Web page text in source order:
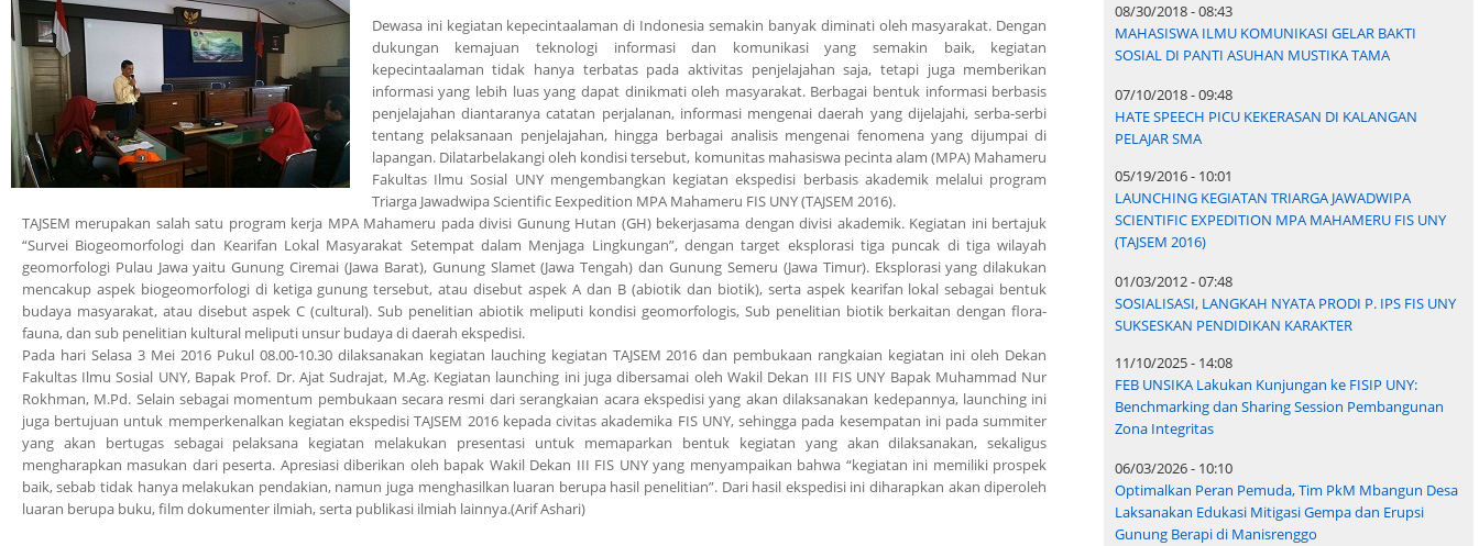
Dewasa ini kegiatan kepecintaalaman di Indonesia semakin banyak diminati oleh masyarakat. Dengan
dukungan kemajuan teknologi informasi dan komunikasi yang semakin baik, kegiatan
kepecintaalaman tidak hanya terbatas pada aktivitas penjelajahan saja, tetapi juga memberikan
informasi yang lebih luas yang dapat dinikmati oleh masyarakat. Berbagai bentuk informasi berbasis
penjelajahan diantaranya catatan perjalanan, informasi mengenai daerah yang dijelajahi, serba-serbi
tentang pelaksanaan penjelajahan, hingga berbagai analisis mengenai fenomena yang dijumpai di
lapangan. Dilatarbelakangi oleh kondisi tersebut, komunitas mahasiswa pecinta alam (MPA) Mahameru
Fakultas Ilmu Sosial UNY mengembangkan kegiatan ekspedisi berbasis akademik melalui program
Triarga Jawadwipa Scientific Eexpedition MPA Mahameru FIS UNY (TAJSEM 2016).
TAJSEM merupakan salah satu program kerja MPA Mahameru pada divisi Gunung Hutan (GH) bekerjasama dengan divisi akademik. Kegiatan ini bertajuk
“Survei Biogeomorfologi dan Kearifan Lokal Masyarakat Setempat dalam Menjaga Lingkungan”, dengan target eksplorasi tiga puncak di tiga wilayah
geomorfologi Pulau Jawa yaitu Gunung Ciremai (Jawa Barat), Gunung Slamet (Jawa Tengah) dan Gunung Semeru (Jawa Timur). Eksplorasi yang dilakukan
mencakup aspek biogeomorfologi di ketiga gunung tersebut, atau disebut aspek A dan B (abiotik dan biotik), serta aspek kearifan lokal sebagai bentuk
budaya masyarakat, atau disebut aspek C (cultural). Sub penelitian abiotik meliputi kondisi geomorfologis, Sub penelitian biotik berkaitan dengan flora-
fauna, dan sub penelitian kultural meliputi unsur budaya di daerah ekspedisi.
Pada hari Selasa 3 Mei 2016 Pukul 08.00-10.30 dilaksanakan kegiatan lauching kegiatan TAJSEM 2016 dan pembukaan rangkaian kegiatan ini oleh Dekan
Fakultas Ilmu Sosial UNY, Bapak Prof. Dr. Ajat Sudrajat, M.Ag. Kegiatan launching ini juga dibersamai oleh Wakil Dekan III FIS UNY Bapak Muhammad Nur
Rokhman, M.Pd. Selain sebagai momentum pembukaan secara resmi dari serangkaian acara ekspedisi yang akan dilaksanakan kedepannya, launching ini
juga bertujuan untuk memperkenalkan kegiatan ekspedisi TAJSEM 2016 kepada civitas akademika FIS UNY, sehingga pada kesempatan ini pada summiter
yang akan bertugas sebagai pelaksana kegiatan melakukan presentasi untuk memaparkan bentuk kegiatan yang akan dilaksanakan, sekaligus
mengharapkan masukan dari peserta. Apresiasi diberikan oleh bapak Wakil Dekan III FIS UNY yang menyampaikan bahwa “kegiatan ini memiliki prospek
baik, sebab tidak hanya melakukan pendakian, namun juga menghasilkan luaran berupa hasil penelitian”. Dari hasil ekspedisi ini diharapkan akan diperoleh
luaran berupa buku, film dokumenter ilmiah, serta publikasi ilmiah lainnya.(Arif Ashari)
08/30/2018 - 08:43
MAHASISWA ILMU KOMUNIKASI GELAR BAKTI
SOSIAL DI PANTI ASUHAN MUSTIKA TAMA
07/10/2018 - 09:48
HATE SPEECH PICU KEKERASAN DI KALANGAN
PELAJAR SMA
05/19/2016 - 10:01
LAUNCHING KEGIATAN TRIARGA JAWADWIPA
SCIENTIFIC EXPEDITION MPA MAHAMERU FIS UNY
(TAJSEM 2016)
01/03/2012 - 07:48
SOSIALISASI, LANGKAH NYATA PRODI P. IPS FIS UNY
SUKSESKAN PENDIDIKAN KARAKTER
11/10/2025 - 14:08
FEB UNSIKA Lakukan Kunjungan ke FISIP UNY:
Benchmarking dan Sharing Session Pembangunan
Zona Integritas
06/03/2026 - 10:10
Optimalkan Peran Pemuda, Tim PkM Mbangun Desa
Laksanakan Edukasi Mitigasi Gempa dan Erupsi
Gunung Berapi di Manisrenggo